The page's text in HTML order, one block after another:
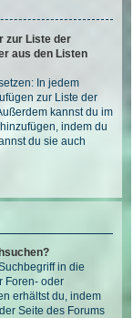
zur Liste der
aus den Listen
In jedem
zur Liste der
kannst du im
indem du
du sie auch
in die
Foren- oder
erhältst du, indem
Seite des Forums